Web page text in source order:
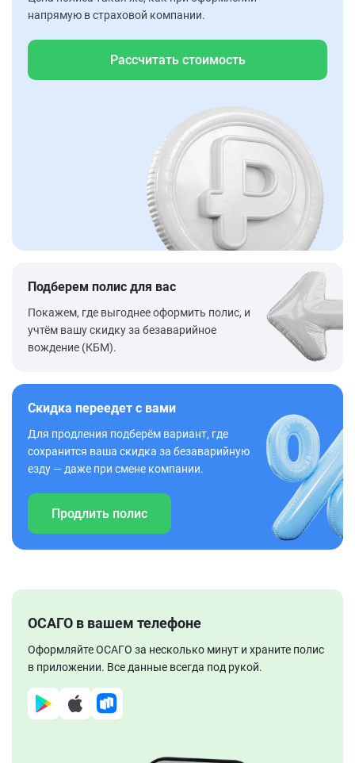
напрямую в страховой компании.
Рассчитать стоимость
Подберем полис для вас
Покажем, где выгоднее оформить полис, и
учтём вашу скидку за безаварийное
вождение (КБМ).
Скидка переедет с вами
Для продления подберём вариант, где
сохранится ваша скидка за безаварийную
езду — даже при смене компании.
Продлить полис
ОСАГО в вашем телефоне
Оформляйте ОСАГО за несколько минут и храните полис
в приложении. Все данные всегда под рукой.